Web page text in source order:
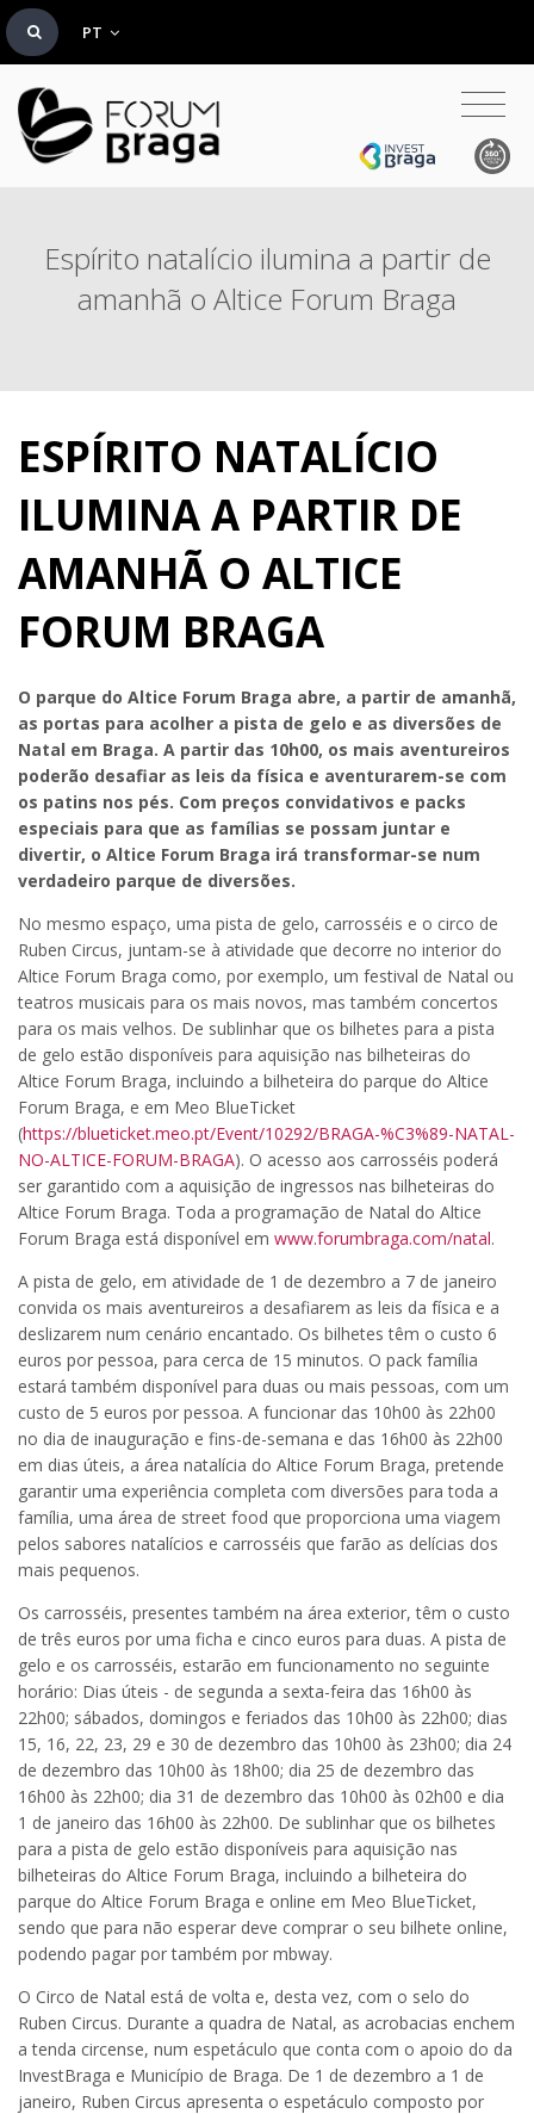
PT
Espírito natalício ilumina a partir de
amanhã o Altice Forum Braga
ESPÍRITO NATALÍCIO
ILUMINA A PARTIR DE
AMANHÃ O ALTICE
FORUM BRAGA
O parque do Altice Forum Braga abre, a partir de amanhã,
as portas para acolher a pista de gelo e as diversões de
Natal em Braga. A partir das 10h00, os mais aventureiros
poderão desafiar as leis da física e aventurarem-se com
os patins nos pés. Com preços convidativos e packs
especiais para que as famílias se possam juntar e
divertir, o Altice Forum Braga irá transformar-se num
verdadeiro parque de diversões.
No mesmo espaço, uma pista de gelo, carrosséis e o circo de
Ruben Circus, juntam-se à atividade que decorre no interior do
Altice Forum Braga como, por exemplo, um festival de Natal ou
teatros musicais para os mais novos, mas também concertos
para os mais velhos. De sublinhar que os bilhetes para a pista
de gelo estão disponíveis para aquisição nas bilheteiras do
Altice Forum Braga, incluindo a bilheteira do parque do Altice
Forum Braga, e em Meo BlueTicket
(https://blueticket.meo.pt/Event/10292/BRAGA-%C3%89-NATAL-
NO-ALTICE-FORUM-BRAGA). O acesso aos carrosséis poderá
ser garantido com a aquisição de ingressos nas bilheteiras do
Altice Forum Braga. Toda a programação de Natal do Altice
Forum Braga está disponível em www.forumbraga.com/natal.
A pista de gelo, em atividade de 1 de dezembro a 7 de janeiro
convida os mais aventureiros a desafiarem as leis da física e a
deslizarem num cenário encantado. Os bilhetes têm o custo 6
euros por pessoa, para cerca de 15 minutos. O pack família
estará também disponível para duas ou mais pessoas, com um
custo de 5 euros por pessoa. A funcionar das 10h00 às 22h00
no dia de inauguração e fins-de-semana e das 16h00 às 22h00
em dias úteis, a área natalícia do Altice Forum Braga, pretende
garantir uma experiência completa com diversões para toda a
família, uma área de street food que proporciona uma viagem
pelos sabores natalícios e carrosséis que farão as delícias dos
mais pequenos.
Os carrosséis, presentes também na área exterior, têm o custo
de três euros por uma ficha e cinco euros para duas. A pista de
gelo e os carrosséis, estarão em funcionamento no seguinte
horário: Dias úteis - de segunda a sexta-feira das 16h00 às
22h00; sábados, domingos e feriados das 10h00 às 22h00; dias
15, 16, 22, 23, 29 e 30 de dezembro das 10h00 às 23h00; dia 24
de dezembro das 10h00 às 18h00; dia 25 de dezembro das
16h00 às 22h00; dia 31 de dezembro das 10h00 às 02h00 e dia
1 de janeiro das 16h00 às 22h00. De sublinhar que os bilhetes
para a pista de gelo estão disponíveis para aquisição nas
bilheteiras do Altice Forum Braga, incluindo a bilheteira do
parque do Altice Forum Braga e online em Meo BlueTicket,
sendo que para não esperar deve comprar o seu bilhete online,
podendo pagar por também por mbway.
O Circo de Natal está de volta e, desta vez, com o selo do
Ruben Circus. Durante a quadra de Natal, as acrobacias enchem
a tenda circense, num espetáculo que conta com o apoio do da
InvestBraga e Município de Braga. De 1 de dezembro a 1 de
janeiro, Ruben Circus apresenta o espetáculo composto por